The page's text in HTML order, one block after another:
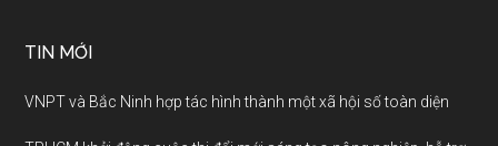
TIN MỚI
VNPT và Bắc Ninh hợp tác hình thành một xã hội số toàn diện